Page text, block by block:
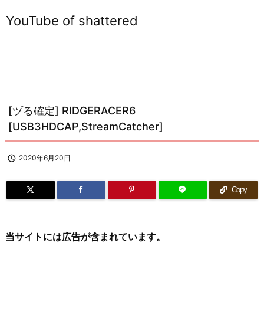
YouTube of shattered
[ヅる確定] RIDGERACER6
[USB3HDCAP,StreamCatcher]
 2020年6月20日
Copy
当サイトには広告が含まれています。